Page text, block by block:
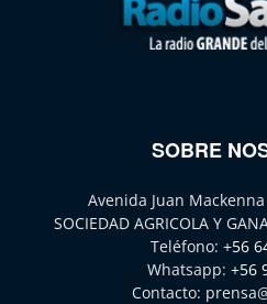
SOBRE
Avenida Juan
SOCIEDAD AGRICOLA Y
Teléfono: +56
Whatsapp: +56
Contacto: